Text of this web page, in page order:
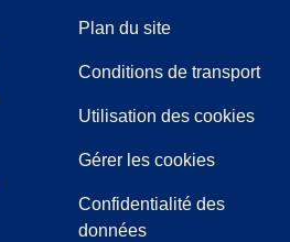
Plan du site
Conditions de transport
Utilisation des cookies
Gérer les cookies
Confidentialité des
données